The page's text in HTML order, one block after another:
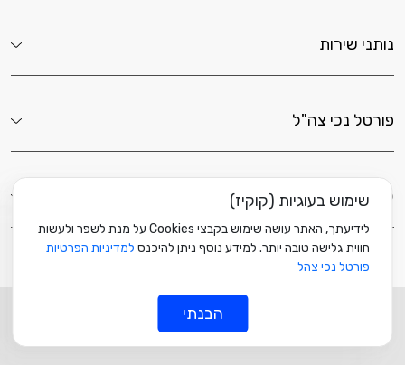
שימוש בעוגיות (קוקיז)
לידיעתך, האתר עושה שימוש בקבצי Cookies על מנת לשפר ולעשות
חווית גלישה טובה יותר. למידע נוסף ניתן להיכנס למדיניות הפרטיות
פורטל נכי צהל
הבנתי
נותני שירות
פורטל נכי צה"ל
לשירותך כאן
מוזה
ליצירת קשר עם פורטל נכי צה"ל